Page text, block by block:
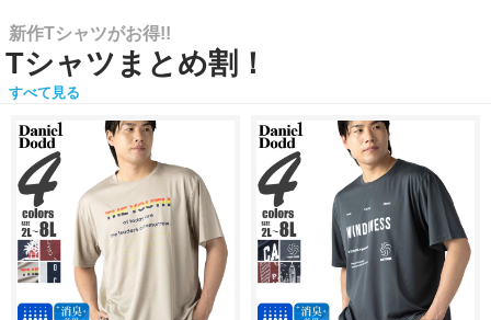
2101
新作Tシャツがお得!!
Tシャツまとめ割！
すべて見る